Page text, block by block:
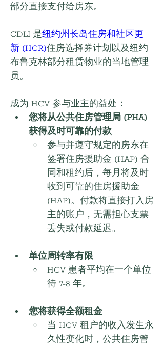
部分直接支付给房东。
CDLI 是纽约州长岛住房和社区更
新 (HCR)住房选择券计划以及纽约
布鲁克林部分租赁物业的当地管理
员。
成为 HCV 参与业主的益处：
您将从公共住房管理局 (PHA)
获得及时可靠的付款
参与并遵守规定的房东在
签署住房援助金 (HAP) 合
同和租约后，每月将及时
收到可靠的住房援助金
(HAP)。付款将直接打入房
主的账户，无需担心支票
丢失或付款延迟。
单位周转率有限
HCV 患者平均在一个单位
待 7-8 年。
您将获得全额租金
当 HCV 租户的收入发生永
久性变化时，公共住房管